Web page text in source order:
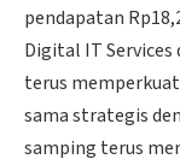
pendapatan
Digital IT
terus
sama strategis
samping terus